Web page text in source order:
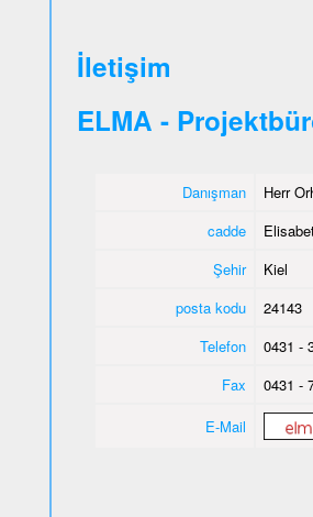
İletişim
ELMA -
Danışman
Herr
cadde
Şehir
Kiel
posta kodu
24143
Telefon
0431 -
Fax
0431 -
E-Mail